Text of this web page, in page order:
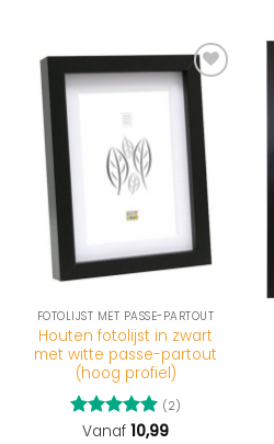
FOTOLIJST MET PASSE-PARTOUT
Houten fotolijst in zwart
met witte passe-partout
(hoog profiel)
Gewaardeerd
(2)
Vanaf 10,99